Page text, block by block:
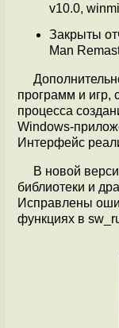
v10.0,
Закрыты
Man
программ и игр,
процесса
Windows-
Интерфейс
В новой
библиотеки и
Исправлены
функциях в